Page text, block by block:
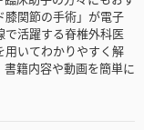
膝関節の手術」が電子
活躍する脊椎外科医
いてわかりやすく解
籍内容や動画を簡単に